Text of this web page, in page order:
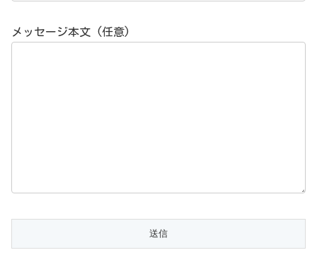
メッセージ本文 (任意)